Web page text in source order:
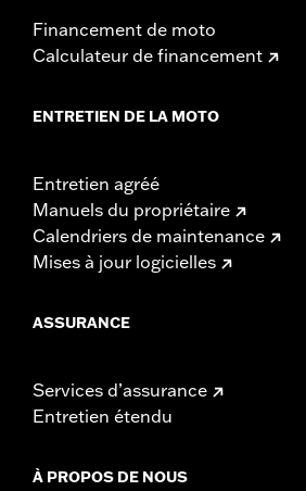
Financement de moto
Calculateur de financement
ENTRETIEN DE LA MOTO
Entretien agréé
Manuels du propriétaire
Calendriers de maintenance
Mises à jour logicielles
ASSURANCE
Services d’assurance
Entretien étendu
À PROPOS DE NOUS